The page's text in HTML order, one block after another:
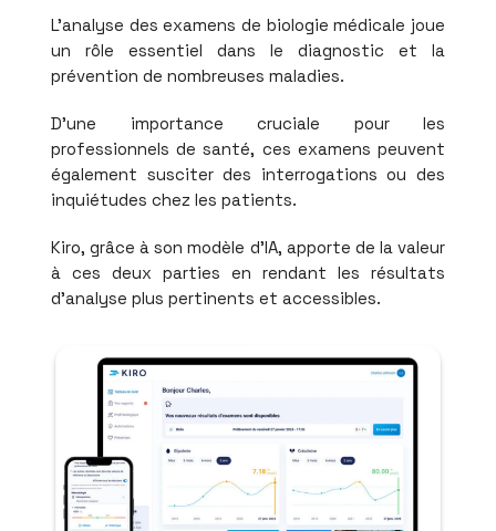
L'analyse des examens de biologie médicale joue
un rôle essentiel dans le diagnostic et la
prévention de nombreuses maladies.
D'une importance cruciale pour les
professionnels de santé, ces examens peuvent
également susciter des interrogations ou des
inquiétudes chez les patients.
Kiro, grâce à son modèle d'IA, apporte de la valeur
à ces deux parties en rendant les résultats
d'analyse plus pertinents et accessibles.